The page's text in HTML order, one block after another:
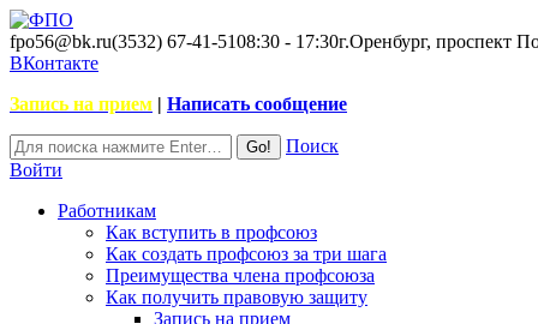
fpo56@bk.ru(3532) 67-41-5108:30 - 17:30г.Оренбург, проспект
ВКонтакте
Запись на прием | Написать сообщение
Поиск
Войти
Работникам
Как вступить в профсоюз
Как создать профсоюз за три шага
Преимущества члена профсоюза
Как получить правовую защиту
Запись на прием